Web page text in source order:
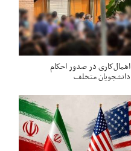
اهمال‌کاری در صدور احکام‌
دانشجویان متخلف